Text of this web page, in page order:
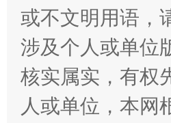
招工难、用工荒背后
或不文明用语，
涉及个人或单位
核实属实，有权
人或单位，本网